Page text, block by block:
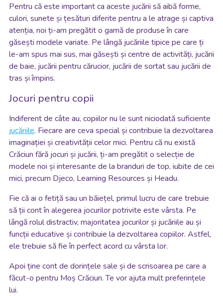
Pentru că este important ca aceste jucării să aibă forme,
culori, sunete și țesături diferite pentru a le atrage și captiva
atenția, noi ți-am pregătit o gamă de produse în care
găsești modele variate. Pe lângă jucăriile tipice pe care ți
le-am spus mai sus, mai găsești și centre de activități, jucării
de baie, jucării pentru cărucior, jucării de sortat sau jucării de
tras și împins.
Jocuri pentru copii
Indiferent de câte au, copiilor nu le sunt niciodată suficiente
jucăriile. Fiecare are ceva special și contribuie la dezvoltarea
imaginației și creativității celor mici. Pentru că nu există
Crăciun fără jocuri și jucării, ți-am pregătit o selecție de
modele noi și interesante de la branduri de top, iubite de cei
mici, precum Djeco, Learning Resources și Headu.
Fie că ai o fetiță sau un băiețel, primul lucru de care trebuie
să ții cont în alegerea jocurilor potrivite este vârsta. Pe
lângă rolul distractiv, majoritatea jocurilor și jucăriile au și
funcții educative și contribuie la dezvoltarea copiilor. Astfel,
ele trebuie să fie în perfect acord cu vârsta lor.
Apoi ține cont de dorințele sale și de scrisoarea pe care a
făcut-o pentru Moș Crăciun. Te vor ajuta mult preferințele
lui.